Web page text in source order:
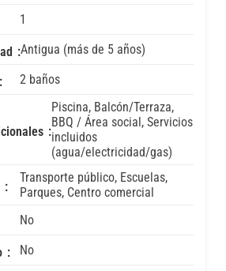
1
Antigua (más de 5 años)
2 baños
Piscina, Balcón/Terraza,
BBQ / Área social, Servicios
incluidos
(agua/electricidad/gas)
Transporte público, Escuelas,
Parques, Centro comercial
No
No